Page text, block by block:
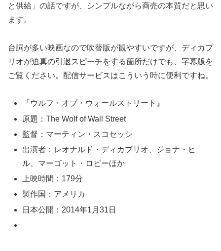
と供給」の話ですが、シンプルながら商売の本質だと思い
ます。
台詞が多い映画なので吹替版が観やすいですが、ディカプ
リオが迫真の引退スピーチをする箇所だけでも、字幕版を
ご覧ください。配信サービスはこういう時に便利ですね。
『ウルフ・オブ・ウォールストリート』
原題：The Wolf of Wall Street
監督：マーティン・スコセッシ
出演者：レオナルド・ディカプリオ、ジョナ・ヒ
ル、マーゴット・ロビーほか
上映時間：179分
製作国：アメリカ
日本公開：2014年1月31日